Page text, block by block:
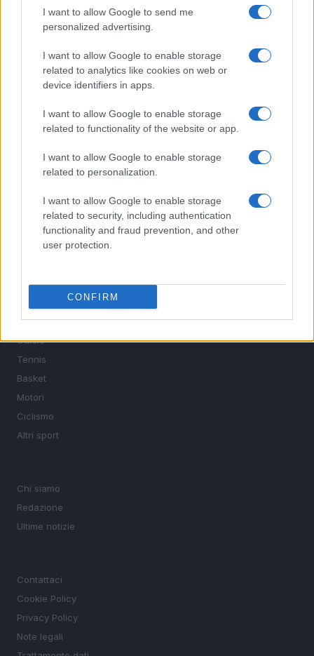
I want to allow Google to send me
personalized advertising.
I want to allow Google to enable storage
related to analytics like cookies on web or
device identifiers in apps.
I want to allow Google to enable storage
related to functionality of the website or app.
I want to allow Google to enable storage
related to personalization.
I want to allow Google to enable storage
related to security, including authentication
functionality and fraud prevention, and other
user protection.
CONFIRM
Il Córdoba ha ottenuto il II Trofeo Puertas dopo aver
sconfitto il Rayo ai rigori.
Nuova Zelanda: ondata di freddo eccezionale porta
neve a bassa quota
Sportmagazine: notizie, approfondimenti e classifiche su
calcio, basket, tennis, ciclismo, motori, Formula 1,
MotoGP e Olimpiadi. Le ultime news dalle competizioni
nazionali e internazionali, gli highlight delle partite, le
interviste ai protagonisti e i risultati in tempo reale di tutte
SEZIONI
Calcio
Tennis
Basket
Motori
Ciclismo
Altri sport
Chi siamo
Redazione
Ultime notizie
Contattaci
Cookie Policy
Privacy Policy
Note legali